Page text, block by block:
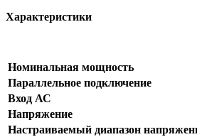
Характеристики
Номинальная мощность
Параллельное подключение
Вход АС
Напряжение
Настраиваемый диапазон